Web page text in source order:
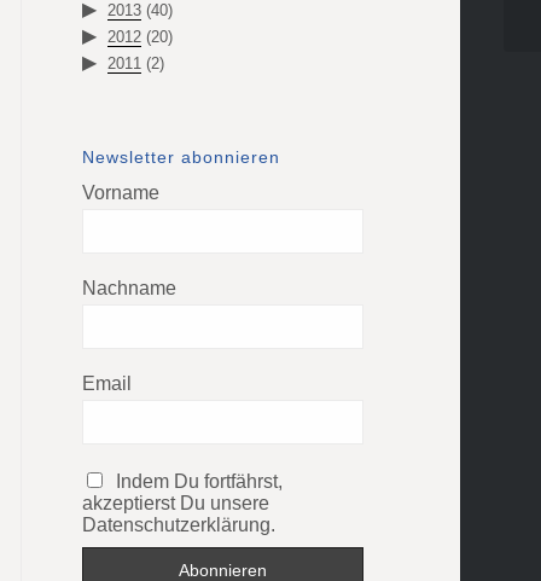
2013 (40)
2012 (20)
2011 (2)
Newsletter abonnieren
Vorname
Nachname
Email
Indem Du fortfährst,
akzeptierst Du unsere
Datenschutzerklärung.